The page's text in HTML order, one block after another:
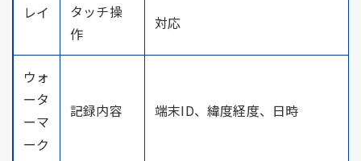
レイ
タッチ操
作
対応
ウォ
ータ
ーマ
ーク
記録内容 端末ID、緯度経度、日時